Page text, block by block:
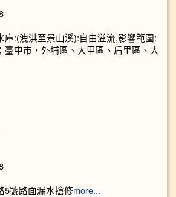
庫:(洩洪至景山溪):自由溢流,影響範圍:
臺中市，外埔區、大甲區、后里區、大
5號路面漏水搶修more...